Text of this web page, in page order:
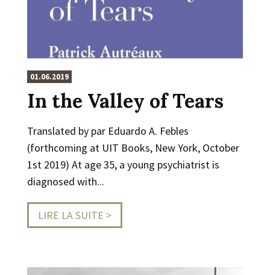
01.06.2019
In the Valley of Tears
Translated by par Eduardo A. Febles
(forthcoming at UIT Books, New York, October
1st 2019) At age 35, a young psychiatrist is
diagnosed with...
LIRE LA SUITE >